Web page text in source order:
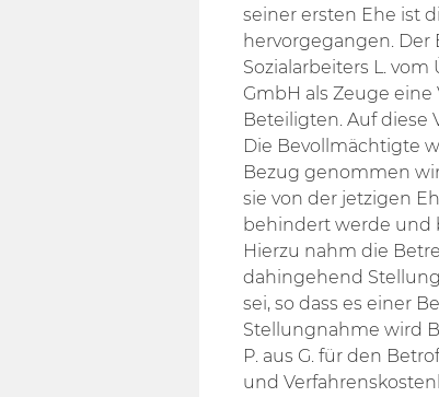
seiner ersten Ehe ist
hervorgegangen. Der
Sozialarbeiters L.
GmbH als Zeuge eine
Beteiligten. Auf diese
Die Bevollmächtigte
Bezug genommen
sie von der jetzigen
behindert werde und
Hierzu nahm die
dahingehend
sei, so dass es einer
Stellungnahme wird
P. aus G. für den
und